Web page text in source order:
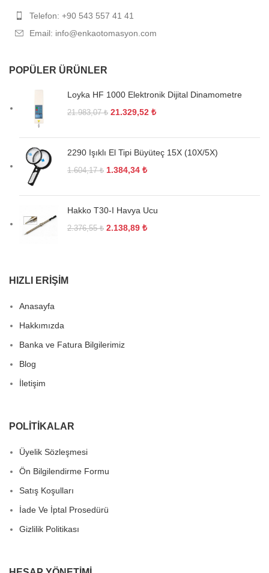
Telefon: +90 543 557 41 41
Email: info@enkaotomasyon.com
POPÜLER ÜRÜNLER
Loyka HF 1000 Elektronik Dijital Dinamometre
21.983,07₺ 21.329,52 ₺
2290 Işıklı El Tipi Büyüteç 15X (10X/5X)
1.604,17₺ 1.384,34 ₺
Hakko T30-I Havya Ucu
2.376,55₺ 2.138,89 ₺
HIZLI ERIŞIM
Anasayfa
Hakkımızda
Banka ve Fatura Bilgilerimiz
Blog
İletişim
POLITIKALAR
Üyelik Sözleşmesi
Ön Bilgilendirme Formu
Satış Koşulları
İade Ve İptal Prosedürü
Gizlilik Politikası